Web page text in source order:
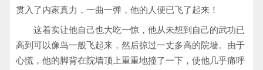
贯入了内家真力，一曲一弹，他的人便已飞了起来！
这着实让他自己也大吃一惊，他从未想到自己的武功已
高到可以像鸟一般飞起来，然后掠过一丈多高的院墙。由于
心慌，他的脚背在院墙顶上重重地撞了一下，使他几乎痛呼